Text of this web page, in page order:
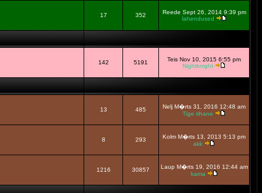
17 352
Reede Sept 26, 2014 9:39 pm
lahendused
142 5191
Teis Nov 10, 2015 6:55 pm
Nightknight
13 485
Nelj M�rts 31, 2016 12:48 am
Tige tihane
8 293
Kolm M�rts 13, 2013 5:13 pm
akk
1216 30857
Laup M�rts 19, 2016 12:44 am
kama